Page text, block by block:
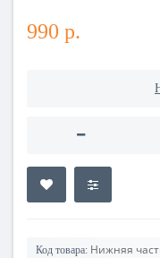
990 р.
Код товара: Нижняя